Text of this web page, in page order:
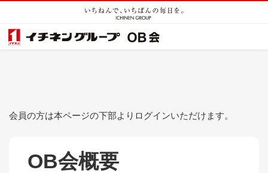
会員の方は本ページの下部よりログインいただけます。
OB会概要